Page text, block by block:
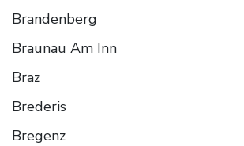
Brandenberg
Braunau Am Inn
Braz
Brederis
Bregenz